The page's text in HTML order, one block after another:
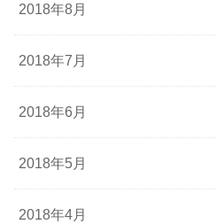
2018年8月
2018年7月
2018年6月
2018年5月
2018年4月